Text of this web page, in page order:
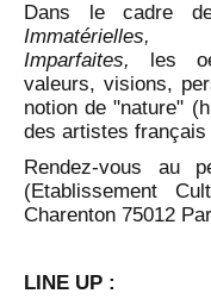
Dans le cadre
Immatérielles,
Imparfaites,
les
valeurs, visions,
notion de "nature"
des artistes
Rendez-vous au
(Etablissement
Charenton 75012
LINE UP :